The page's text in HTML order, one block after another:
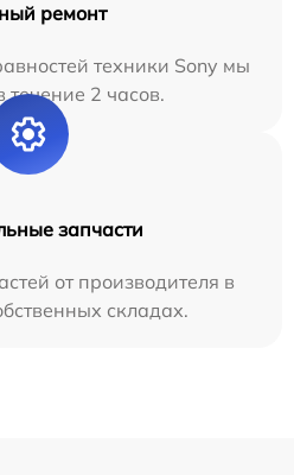
ремонт
техники Sony мы
течение 2 часов.
запчасти
от производителя в
складах.